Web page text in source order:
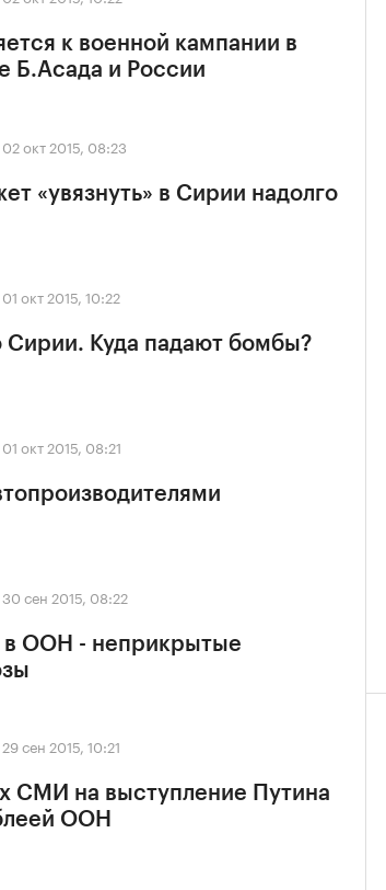
к военной кампании в
Б.Асада и России
02 окт 2015, 08:23
«увязнуть» в Сирии надолго
01 окт 2015, 10:22
Куда падают бомбы?
01 окт 2015, 08:21
30 сен 2015, 08:22
в ООН - неприкрытые
29 сен 2015, 10:21
СМИ на выступление Путина
ООН